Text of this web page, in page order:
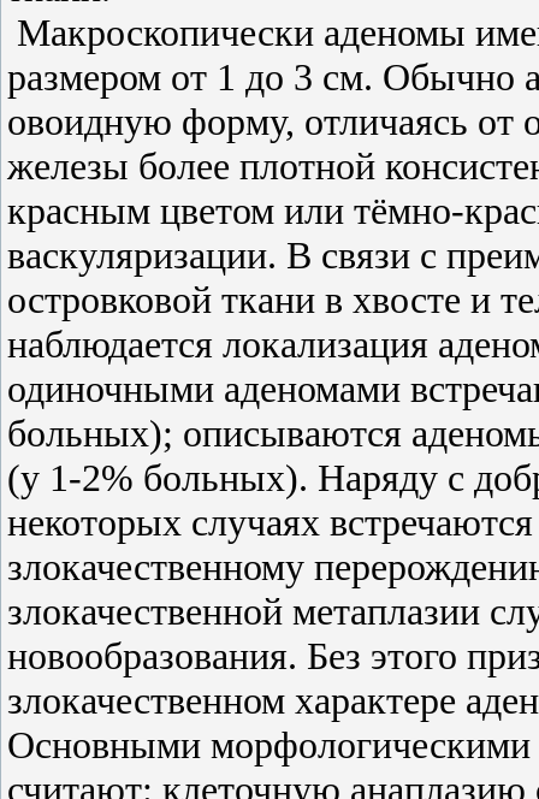
Макроскопически аденомы
размером от 1 до 3 см. Обычно
овоидную форму, отличаясь
железы более плотной
красным цветом или тёмно-
васкуляризации. В связи с
островковой ткани в хвосте и
наблюдается локализация
одиночными аденомами
больных); описываются
(у 1-2% больных). Наряду с
некоторых случаях
злокачественному
злокачественной метаплазии
новообразования. Без этого
злокачественном характере
Основными морфологическими
считают: клеточную